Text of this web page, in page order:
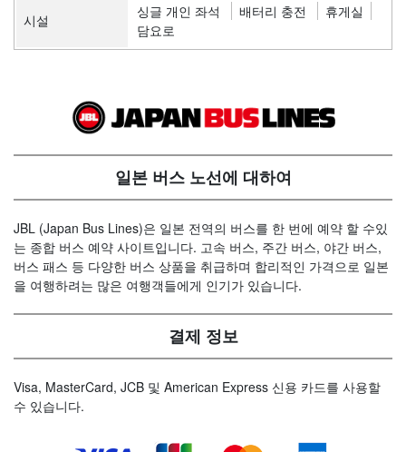
시설 싱글 개인 좌석 배터리 충전
휴게실
담요로
일본 버스 노선에 대하여
JBL (Japan Bus Lines)은 일본 전역의 버스를 한 번에 예약 할 수있
는 종합 버스 예약 사이트입니다. 고속 버스, 주간 버스, 야간 버스,
버스 패스 등 다양한 버스 상품을 취급하며 합리적인 가격으로 일본
을 여행하려는 많은 여행객들에게 인기가 있습니다.
결제 정보
Visa, MasterCard, JCB 및 American Express 신용 카드를 사용할
수 있습니다.